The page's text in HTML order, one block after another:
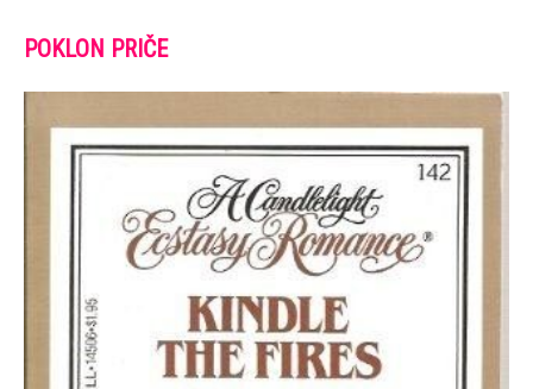
POKLON PRIČE